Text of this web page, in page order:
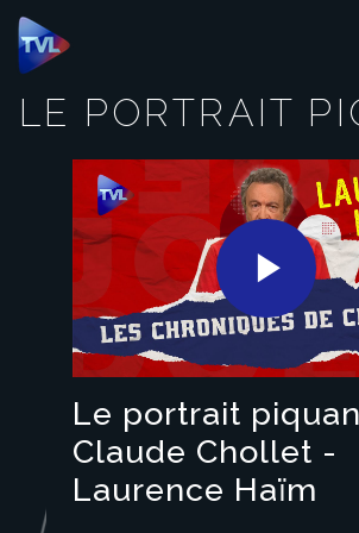
Panneau de gestion des cookies
LE PORTRAIT
Le portrait
Claude Chollet -
Laurence Haïm